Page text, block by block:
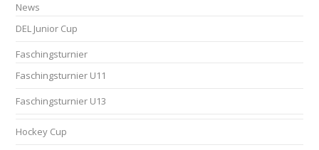
News
DEL Junior Cup
Faschingsturnier
Faschingsturnier U11
Faschingsturnier U13
Hockey Cup